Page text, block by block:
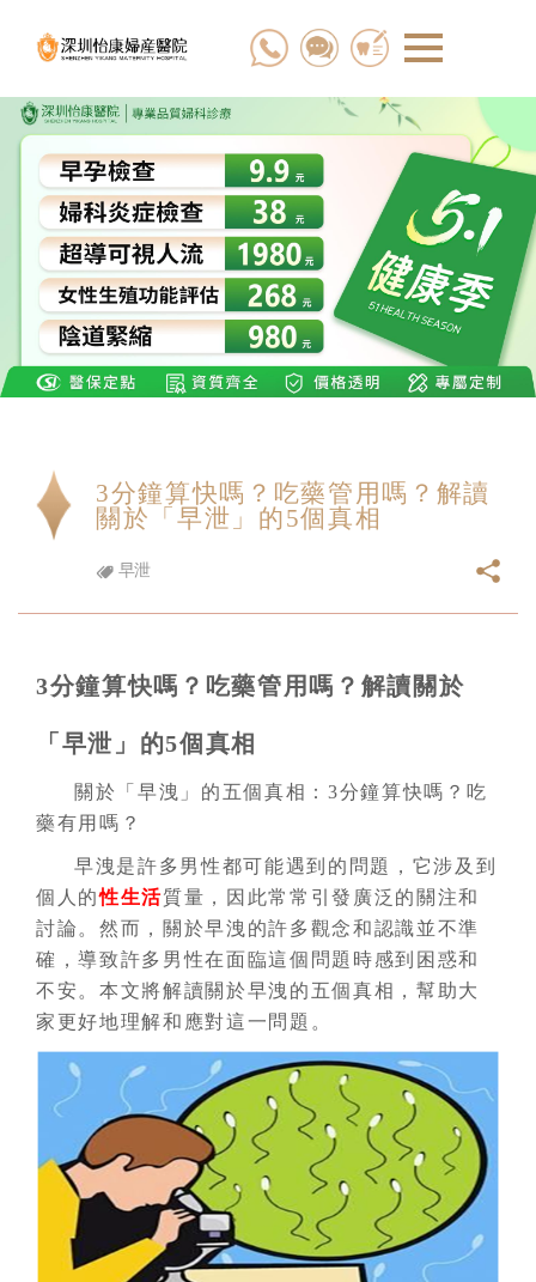
3分鐘算快嗎？吃藥管用嗎？解讀
關於「早泄」的5個真相
早泄
3分鐘算快嗎？吃藥管用嗎？解讀關於
「早泄」的5個真相
關於「早洩」的五個真相：3分鐘算快嗎？吃
藥有用嗎？
早洩是許多男性都可能遇到的問題，它涉及到
個人的性生活質量，因此常常引發廣泛的關注和
討論。然而，關於早洩的許多觀念和認識並不準
確，導致許多男性在面臨這個問題時感到困惑和
不安。本文將解讀關於早洩的五個真相，幫助大
家更好地理解和應對這一問題。